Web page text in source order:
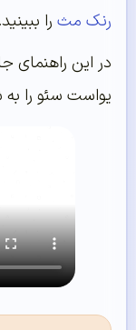
رنک مث را ببینید.
در این راهنمای
یواست سئو را